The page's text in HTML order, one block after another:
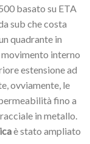
basato su ETA
sub che costa
quadrante in
interno
estensione ad
ovviamente, le
fino a
in metallo.
è stato ampliato